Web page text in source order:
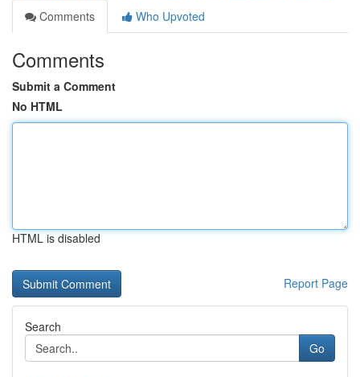
Comments
Who Upvoted
Comments
Submit a Comment
No HTML
HTML is disabled
Report Page
Search
Go